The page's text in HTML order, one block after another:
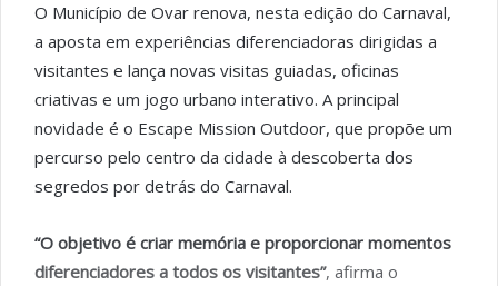
O Município de Ovar renova, nesta edição do Carnaval,
a aposta em experiências diferenciadoras dirigidas a
visitantes e lança novas visitas guiadas, oficinas
criativas e um jogo urbano interativo. A principal
novidade é o Escape Mission Outdoor, que propõe um
percurso pelo centro da cidade à descoberta dos
segredos por detrás do Carnaval.
“O objetivo é criar memória e proporcionar momentos
diferenciadores a todos os visitantes”, afirma o